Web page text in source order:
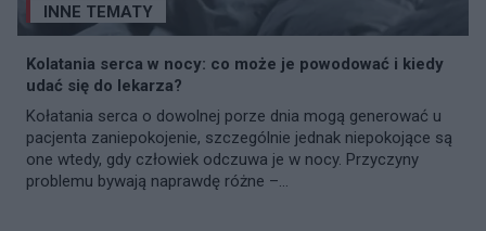
INNE TEMATY
Kolatania serca w nocy: co może je powodować i kiedy
udać się do lekarza?
Kołatania serca o dowolnej porze dnia mogą generować u
pacjenta zaniepokojenie, szczególnie jednak niepokojące są
one wtedy, gdy człowiek odczuwa je w nocy. Przyczyny
problemu bywają naprawdę różne –...